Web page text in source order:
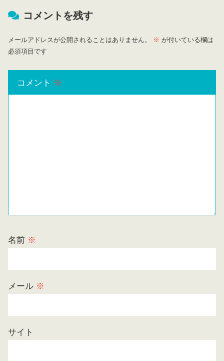
コメントを残す
メールアドレスが公開されることはありません。 ※ が付いている欄は
必須項目です
コメント ※
名前 ※
メール ※
サイト